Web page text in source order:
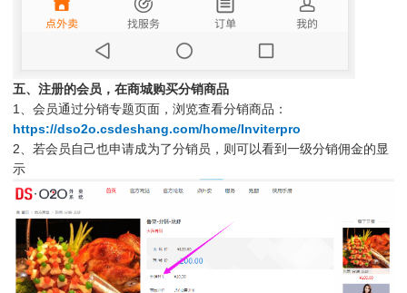
五、注册的会员，在商城购买分销商品
1、会员通过分销专题页面，浏览查看分销商品：
https://dso2o.csdeshang.com/home/Inviterpro
2、若会员自己也申请成为了分销员，则可以看到一级分销佣金的显
示